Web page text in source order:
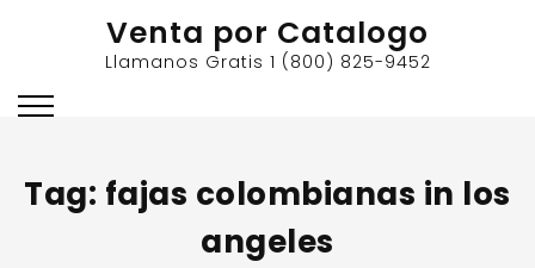
Venta por Catalogo
Llamanos Gratis 1 (800) 825-9452
Tag: fajas colombianas in los
angeles